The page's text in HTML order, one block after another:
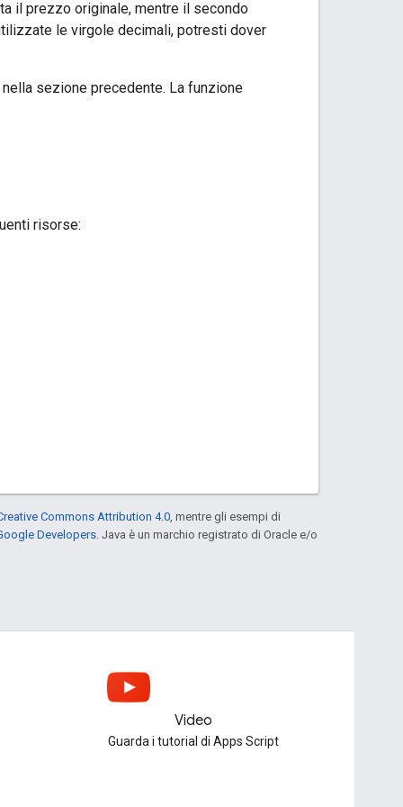
il prezzo originale, mentre il secondo
le virgole decimali, potresti dover
sezione precedente. La funzione
risorse:
Commons Attribution 4.0 , mentre gli esempi di
Developers . Java è un marchio registrato di Oracle e/o
Video
Guarda i tutorial di Apps Script